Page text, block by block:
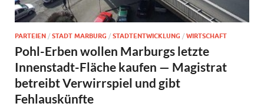
PARTEIEN / STADT MARBURG / STADTENTWICKLUNG / WIRTSCHAFT
Pohl-Erben wollen Marburgs letzte
Innenstadt-Fläche kaufen — Magistrat
betreibt Verwirrspiel und gibt
Fehlauskünfte